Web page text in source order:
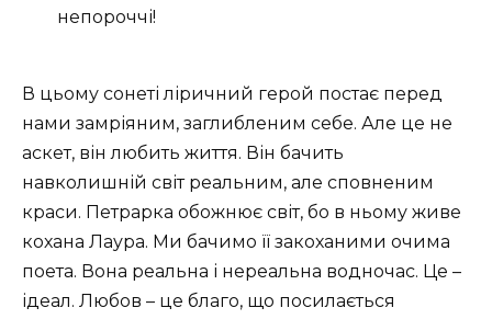
непороччі!
В цьому сонеті ліричний герой постає перед
нами замріяним, заглибленим себе. Але це не
аскет, він любить життя. Він бачить
навколишній світ реальним, але сповненим
краси. Петрарка обожнює світ, бо в ньому живе
кохана Лаура. Ми бачимо її закоханими очима
поета. Вона реальна і нереальна водночас. Це –
ідеал. Любов – це благо, що посилається